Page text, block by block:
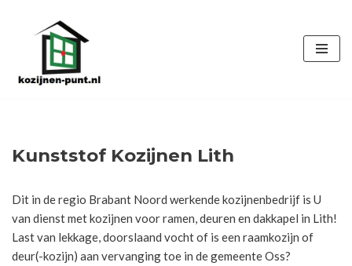
de
Kunststof Kozijnen Lith
Dit in de regio Brabant Noord werkende kozijnenbedrijf is U
van dienst met kozijnen voor ramen, deuren en dakkapel in Lith!
Last van lekkage, doorslaand vocht of is een raamkozijn of
deur(-kozijn) aan vervanging toe in de gemeente Oss?